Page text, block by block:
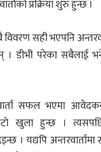
प्रक्रिया शुरु हुन्छ ।
सही भएपनि
डीभी परेका सबैलाई
सफल भएमा
खुला हुन्छ ।
। यद्यपि